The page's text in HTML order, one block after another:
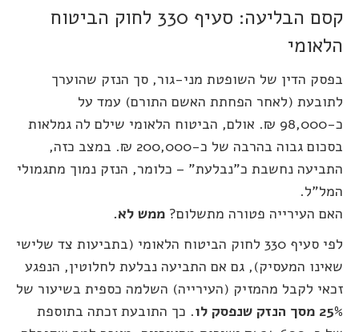
קסם הבליעה: סעיף 330 לחוק הביטוח
הלאומי
בפסק הדין של השופטת מני-גור, סך הנזק שהוערך
לתובעת (לאחר הפחתת האשם התורם) עמד על
כ-98,000 ₪. אולם, הביטוח הלאומי שילם לה גמלאות
בסכום גבוה בהרבה של כ-200,000 ₪. במצב כזה,
התביעה נחשבת כ"נבלעת" – כלומר, הנזק נמוך מתגמולי
המל"ל.
האם העירייה פטורה מתשלום? ממש לא.
לפי סעיף 330 לחוק הביטוח הלאומי (בתביעות צד שלישי
שאינו המעסיק), גם אם התביעה נבלעת לחלוטין, הנפגע
זכאי לקבל מהמזיק (העירייה) השלמה כספית בשיעור של
25% מסך הנזק שנפסק לו
. כך התובעת זכתה בתוספת